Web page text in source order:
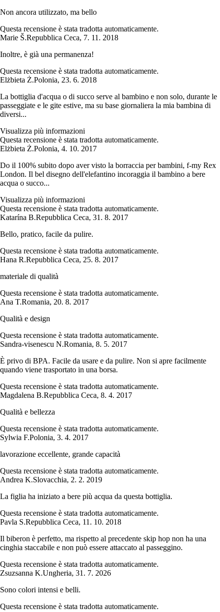
Non ancora utilizzato, ma bello
Questa recensione è stata tradotta automaticamente.
Marie Š.Repubblica Ceca, 7. 11. 2018
Inoltre, è già una permanenza!
Questa recensione è stata tradotta automaticamente.
Elżbieta Ż.Polonia, 23. 6. 2018
La bottiglia d'acqua o di succo serve al bambino e non solo, durante le
passeggiate e le gite estive, ma su base giornaliera la mia bambina di
diversi...
Visualizza più informazioni
Questa recensione è stata tradotta automaticamente.
Elżbieta Ż.Polonia, 4. 10. 2017
Do il 100% subito dopo aver visto la borraccia per bambini, f-my Rex
London. Il bel disegno dell'elefantino incoraggia il bambino a bere
acqua o succo...
Visualizza più informazioni
Questa recensione è stata tradotta automaticamente.
Katarína B.Repubblica Ceca, 31. 8. 2017
Bello, pratico, facile da pulire.
Questa recensione è stata tradotta automaticamente.
Hana R.Repubblica Ceca, 25. 8. 2017
materiale di qualità
Questa recensione è stata tradotta automaticamente.
Ana T.Romania, 20. 8. 2017
Qualità e design
Questa recensione è stata tradotta automaticamente.
Sandra-visenescu N.Romania, 8. 5. 2017
È privo di BPA. Facile da usare e da pulire. Non si apre facilmente
quando viene trasportato in una borsa.
Questa recensione è stata tradotta automaticamente.
Magdalena B.Repubblica Ceca, 8. 4. 2017
Qualità e bellezza
Questa recensione è stata tradotta automaticamente.
Sylwia F.Polonia, 3. 4. 2017
lavorazione eccellente, grande capacità
Questa recensione è stata tradotta automaticamente.
Andrea K.Slovacchia, 2. 2. 2019
La figlia ha iniziato a bere più acqua da questa bottiglia.
Questa recensione è stata tradotta automaticamente.
Pavla S.Repubblica Ceca, 11. 10. 2018
Il biberon è perfetto, ma rispetto al precedente skip hop non ha una
cinghia staccabile e non può essere attaccato al passeggino.
Questa recensione è stata tradotta automaticamente.
Zsuzsanna K.Ungheria, 31. 7. 2026
Sono colori intensi e belli.
Questa recensione è stata tradotta automaticamente.